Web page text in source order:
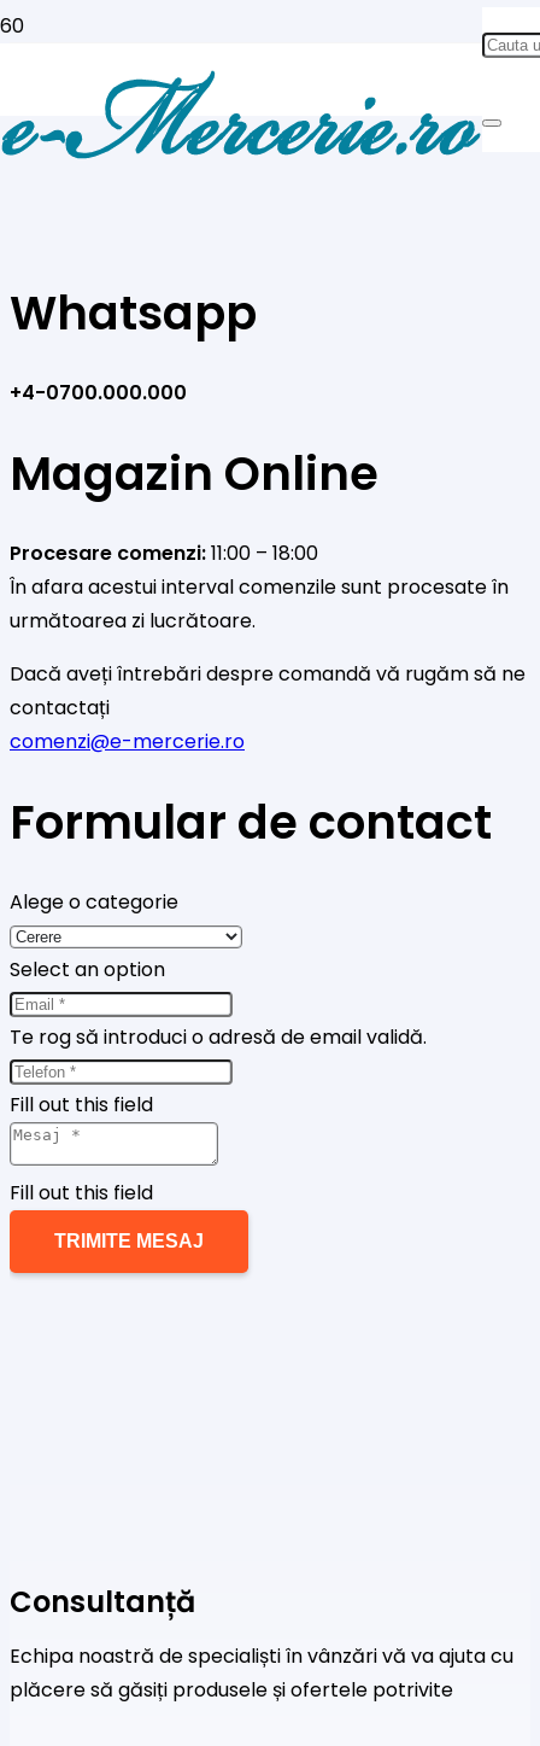
Contact
Whatsapp
+4-0700.000.000
Magazin Online
Procesare comenzi:11:00 – 18:00
În afara acestui interval comenzile sunt procesate în
următoarea zi lucrătoare.
Dacă aveți întrebări despre comandă vă rugăm să ne
contactați
comenzi@e-mercerie.ro
Formular de contact
Alege o categorie
Select an option
Te rog să introduci o adresă de email validă.
Fill out this field
Fill out this field
TRIMITE MESAJ
Consultanță
Echipa noastră de specialiști în vânzări vă va ajuta cu
plăcere să găsiți produsele și ofertele potrivite